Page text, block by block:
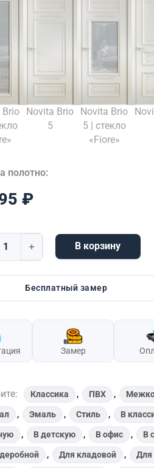
Brio
Novita Brio
5
Novita Brio
5 | стекло
«Fiore»
полотно:
₽
товара Brio 3В корзину
Бесплатный замер
Замер
Классика , ПВХ ,
, Эмаль , Стиль , В
, В детскую , В офис , В
, Для кладовой , Для